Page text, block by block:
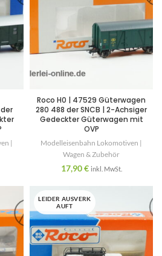
|
Roco H0 | 47529 Güterwagen
280 488 der SNCB | 2-Achsiger
Gedeckter Güterwagen mit
OVP
Modelleisenbahn Lokomotiven |
Wagen & Zubehör
17,90€ inkl. MwSt.
LEIDER AUSVERK
AUFT